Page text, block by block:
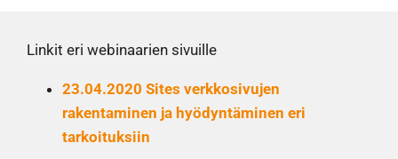
Linkit eri webinaarien sivuille
23.04.2020 Sites verkkosivujen
rakentaminen ja hyödyntäminen eri
tarkoituksiin